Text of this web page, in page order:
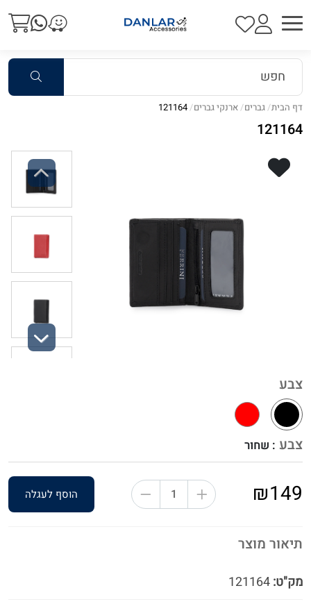
דף הבית גברים ארנקי גברים 121164
121164
תיאור מוצר
מק"ט:
צבע
צבע : שחור
₪149 הוסף לעגלה
Previous
Next